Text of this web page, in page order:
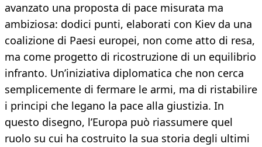
avanzato una proposta di pace misurata ma
ambiziosa: dodici punti, elaborati con Kiev da una
coalizione di Paesi europei, non come atto di resa,
ma come progetto di ricostruzione di un equilibrio
infranto. Un’iniziativa diplomatica che non cerca
semplicemente di fermare le armi, ma di ristabilire
i principi che legano la pace alla giustizia. In
questo disegno, l’Europa può riassumere quel
ruolo su cui ha costruito la sua storia degli ultimi